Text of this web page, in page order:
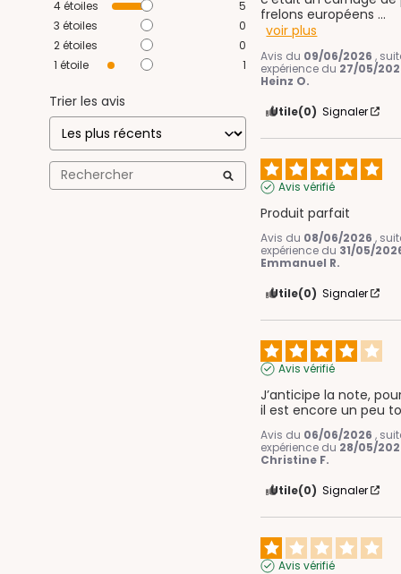
4étoiles
5
3 étoiles
0
2étoiles
0
1 étoile 1
Trier les avis
frelons européens ...
voir plus
Avis du 09/06/2026 ,
expérience du 27/05/
Heinz O.
Utile(0) Signaler
Avis vérifié
Produit parfait
Avis du 08/06/2026 ,
expérience du 31/05/
Emmanuel R.
Utile(0) Signaler
Avis vérifié
J’anticipe la note,
il est encore un peu
Avis du 06/06/2026 ,
expérience du 28/05/
Christine F.
Utile(0) Signaler
Avis vérifié